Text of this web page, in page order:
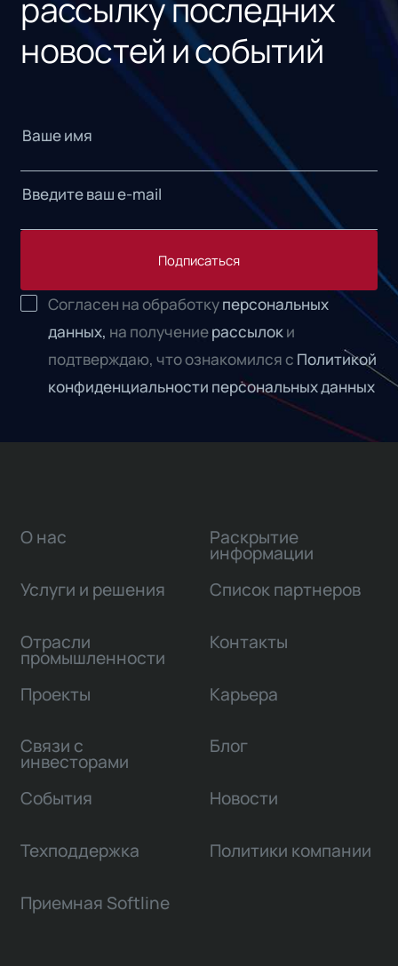
рассылку последних
новостей и событий
Подписаться
Согласен на обработкуперсональных
данных, на получениерассылоки
подтверждаю, что ознакомился с Политикой
конфиденциальности персональных данных
О нас
Услуги и решения
Отрасли
промышленности
Проекты
Связи с
инвесторами
Раскрытие
информации
Список партнеров
Контакты
Карьера
Блог
События Новости
Техподдержка Политики компании
Приемная Softline